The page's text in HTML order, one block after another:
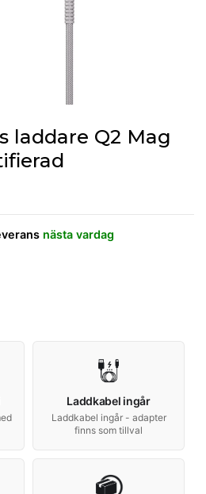
laddare Q2 Mag
nästa vardag
Laddkabel ingår
Laddkabel ingår - adapter
finns som tillval